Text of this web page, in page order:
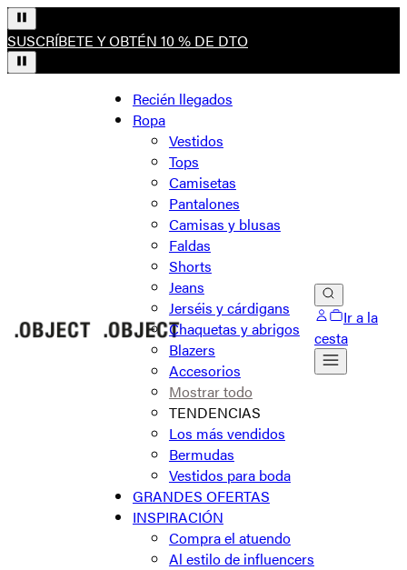
SUSCRÍBETE Y OBTÉN 10 % DE DTO
Recién llegados
Ropa
Vestidos
Tops
Camisetas
Pantalones
Camisas y blusas
Faldas
Shorts
Jeans
Jerséis y cárdigans
Chaquetas y abrigos
Blazers
Accesorios
Mostrar todo
TENDENCIAS
Los más vendidos
Bermudas
Vestidos para boda
GRANDES OFERTAS
INSPIRACIÓN
Compra el atuendo
Al estilo de influencers
Ir a la
cesta